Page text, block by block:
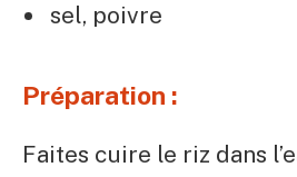
sel, poivre
Préparation :
Faites cuire le riz dans